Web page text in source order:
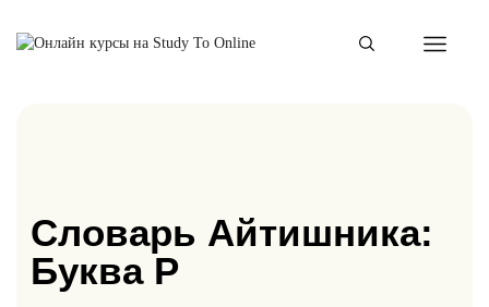
Словарь Айтишника:
Буква P